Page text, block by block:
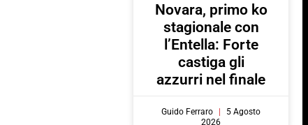
Novara, primo ko
stagionale con
l’Entella: Forte
castiga gli
azzurri nel finale
Guido Ferraro
5 Agosto
2026